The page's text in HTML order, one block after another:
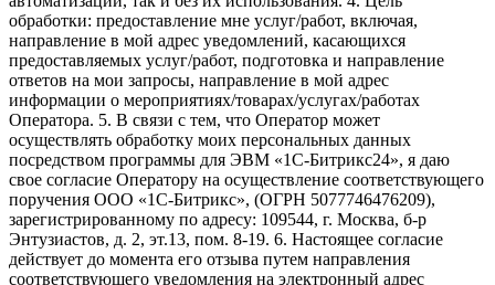
обработки: предоставление мне услуг/работ, включая,
направление в мой адрес уведомлений, касающихся
предоставляемых услуг/работ, подготовка и направление
ответов на мои запросы, направление в мой адрес
информации о мероприятиях/товарах/услугах/работах
Оператора. 5. В связи с тем, что Оператор может
осуществлять обработку моих персональных данных
посредством программы для ЭВМ «1С-Битрикс24», я даю
свое согласие Оператору на осуществление соответствующего
поручения ООО «1С-Битрикс», (ОГРН 5077746476209),
зарегистрированному по адресу: 109544, г. Москва, б-р
Энтузиастов, д. 2, эт.13, пом. 8-19. 6. Настоящее согласие
действует до момента его отзыва путем направления
соответствующего уведомления на электронный адрес